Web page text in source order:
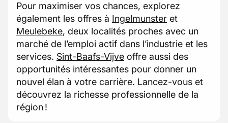
Pour maximiser vos chances, explorez
également les offres à Ingelmunster et
Meulebeke, deux localités proches avec un
marché de l’emploi actif dans l’industrie et les
services. Sint-Baafs-Vijve offre aussi des
opportunités intéressantes pour donner un
nouvel élan à votre carrière. Lancez-vous et
découvrez la richesse professionnelle de la
région !